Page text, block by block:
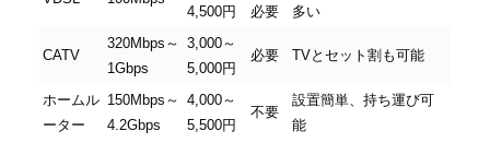
4,500円
必要
多い
CATV
320Mbps～
1Gbps
3,000～
5,000円
必要 TVとセット割も可能
ホームル
ーター
150Mbps～
4.2Gbps
4,000～
5,500円
不要
設置簡単、持ち運び可
能